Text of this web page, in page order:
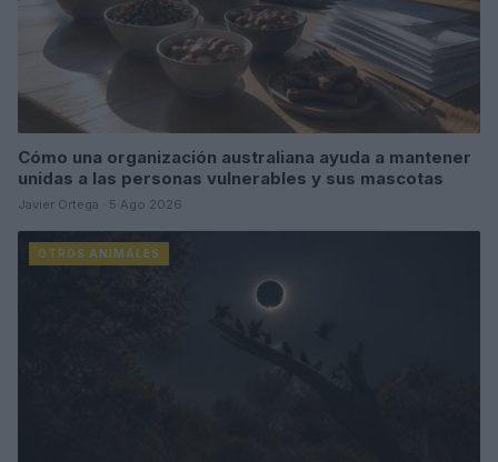
Cómo una organización australiana ayuda a mantener
unidas a las personas vulnerables y sus mascotas
Javier Ortega · 5 Ago 2026
OTROS ANIMALES